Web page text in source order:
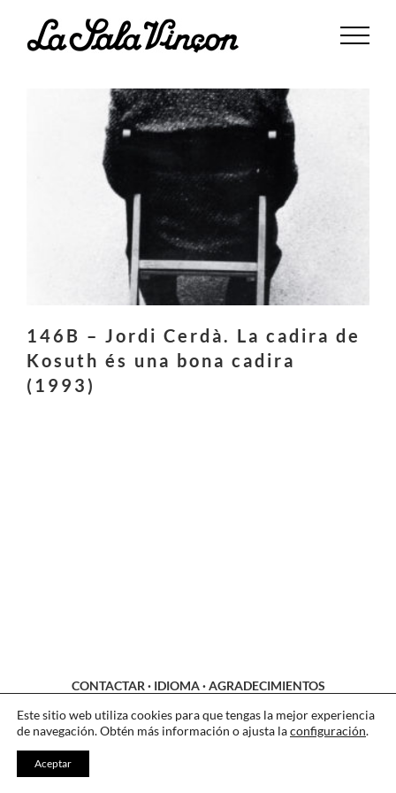
146B – Jordi Cerdà. La cadira de
Kosuth és una bona cadira
(1993)
CONTACTAR · IDIOMA·AGRADECIMIENTOS
LEGAL·COOKIES·PRIVACIDAD
Este sitio web utiliza cookies para que tengas la mejor experiencia
de navegación. Obtén más información o ajusta laconfiguración.
Aceptar